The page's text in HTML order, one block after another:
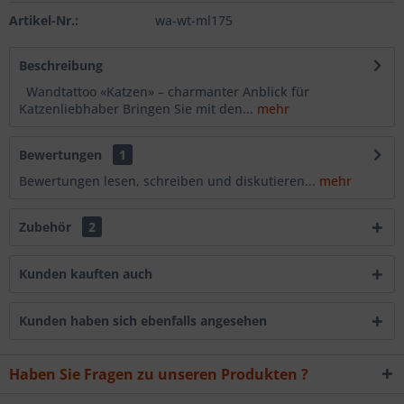
Artikel-Nr.: wa-wt-ml175
Beschreibung
Wandtattoo «Katzen» – charmanter Anblick für
Katzenliebhaber Bringen Sie mit den... mehr
Bewertungen
1
Bewertungen lesen, schreiben und diskutieren... mehr
Zubehör 2
Kunden kauften auch
Kunden haben sich ebenfalls angesehen
Haben Sie Fragen zu unseren Produkten ?